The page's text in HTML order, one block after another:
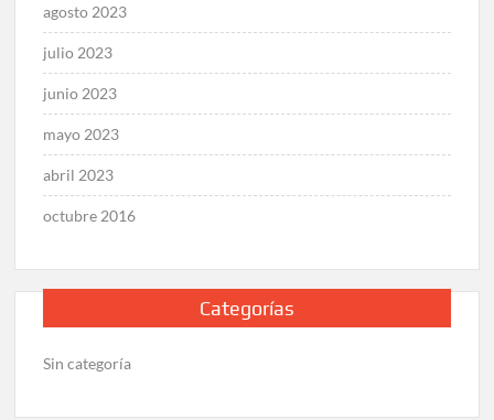
agosto 2023
julio 2023
junio 2023
mayo 2023
abril 2023
octubre 2016
Categorías
Sin categoría